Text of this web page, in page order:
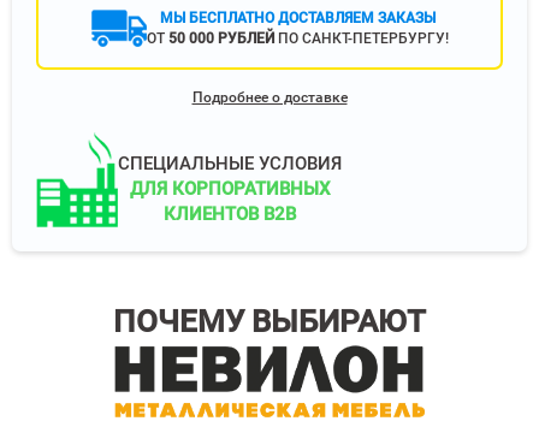
МЫ БЕСПЛАТНО ДОСТАВЛЯЕМ ЗАКАЗЫ
ОТ 50 000 РУБЛЕЙ ПО САНКТ-ПЕТЕРБУРГУ!
Подробнее о доставке
СПЕЦИАЛЬНЫЕ УСЛОВИЯ
ДЛЯ КОРПОРАТИВНЫХ
КЛИЕНТОВ B2B
ПОЧЕМУ ВЫБИРАЮТ